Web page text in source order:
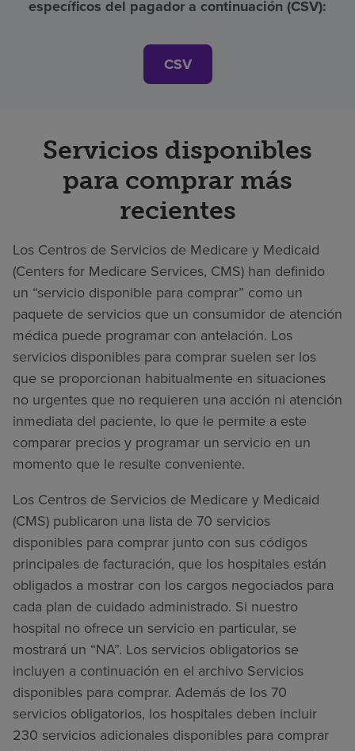
específicos del pagador a continuación (CSV):
CSV
Servicios disponibles
para comprar más
recientes
Los Centros de Servicios de Medicare y Medicaid
(Centers for Medicare Services, CMS) han definido
un “servicio disponible para comprar” como un
paquete de servicios que un consumidor de atención
médica puede programar con antelación. Los
servicios disponibles para comprar suelen ser los
que se proporcionan habitualmente en situaciones
no urgentes que no requieren una acción ni atención
inmediata del paciente, lo que le permite a este
comparar precios y programar un servicio en un
momento que le resulte conveniente.
Los Centros de Servicios de Medicare y Medicaid
(CMS) publicaron una lista de 70 servicios
disponibles para comprar junto con sus códigos
principales de facturación, que los hospitales están
obligados a mostrar con los cargos negociados para
cada plan de cuidado administrado. Si nuestro
hospital no ofrece un servicio en particular, se
mostrará un “NA”. Los servicios obligatorios se
incluyen a continuación en el archivo Servicios
disponibles para comprar. Además de los 70
servicios obligatorios, los hospitales deben incluir
230 servicios adicionales disponibles para comprar